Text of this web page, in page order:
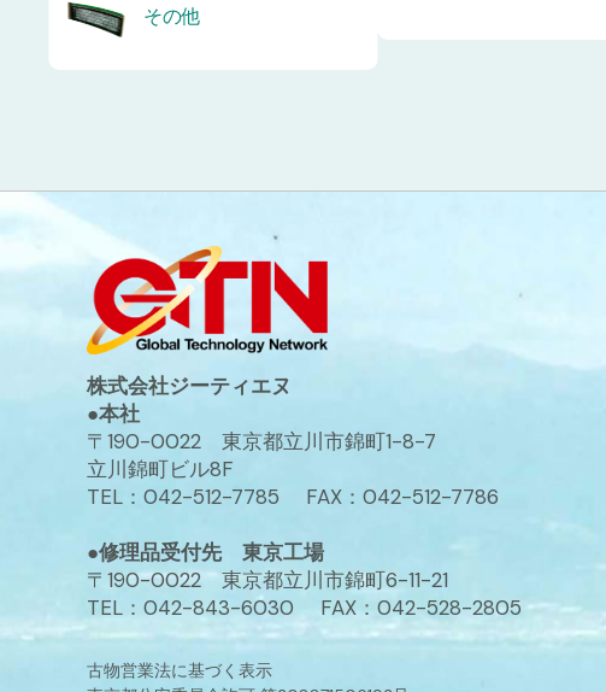
その他
株式会社ジーティエヌ
●本社
〒190-0022 東京都立川市錦町1-8-7
立川錦町ビル8F
TEL：042-512-7785 FAX：042-512-7786
●修理品受付先 東京工場
〒190-0022 東京都立川市錦町6-11-21
TEL：042-843-6030 FAX：042-528-2805
古物営業法に基づく表示